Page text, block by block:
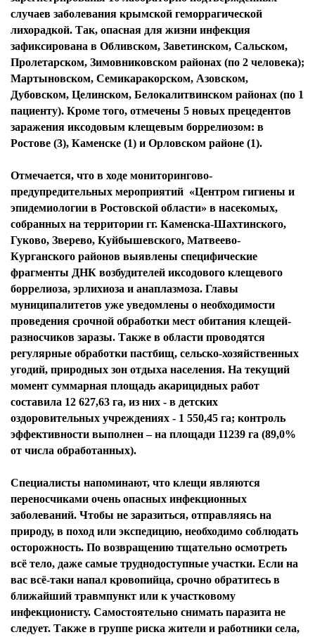
случаев заболевания крымской геморрагической
лихорадкой. Так, опасная для жизни инфекция
зафиксирована в Обливском, Заветинском, Сальском,
Пролетарском, Зимовниковском районах (по 2 человека);
Мартыновском, Семикаракорском, Азовском,
Дубовском, Целинском, Белокалитвинском районах (по 1
пациенту). Кроме того, отмечены 5 новых прецедентов
заражения иксодовым клещевым боррелиозом: в
Ростове (3), Каменске (1) и Орловском районе (1).
Отмечается, что в ходе мониторингово-
предупредительных мероприятий «Центром гигиены и
эпидемиологии в Ростовской области» в насекомых,
собранных на территории гг. Каменска-Шахтинского,
Гуково, Зверево, Куйбышевского, Матвеево-
Курганского районов выявлены специфические
фрагменты ДНК возбудителей иксодового клещевого
боррелиоза, эрлихиоза и анаплазмоза. Главы
муниципалитетов уже уведомлены о необходимости
проведения срочной обработки мест обитания клещей-
разносчиков заразы. Также в области проводятся
регулярные обработки пастбищ, сельско-хозяйственных
угодий, природных зон отдыха населения. На текущий
момент суммарная площадь акарицидных работ
составила 12 627,63 га, из них - в детских
оздоровительных учреждениях - 1 550,45 га; контроль
эффективности выполнен – на площади 11239 га (89,0%
от числа обработанных).
Специалисты напоминают, что клещи являются
переносчиками очень опасных инфекционных
заболеваний. Чтобы не заразиться, отправляясь на
природу, в поход или экспедицию, необходимо соблюдать
осторожность. По возвращению тщательно осмотреть
всё тело, даже самые труднодоступные участки. Если на
вас всё-таки напал кровопийца, срочно обратитесь в
ближайший травмпункт или к участковому
инфекционисту. Самостоятельно снимать паразита не
следует. Также в группе риска жители и работники села,